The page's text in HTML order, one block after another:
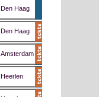
Den Haag
Den Haag
Amsterdam
Heerlen